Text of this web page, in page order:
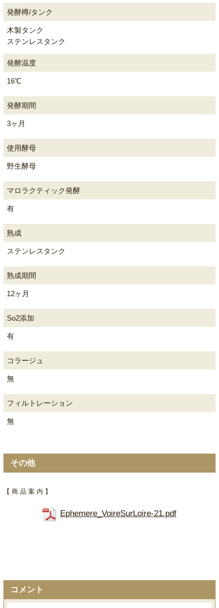
発酵樽/タンク
木製タンク
ステンレスタンク
発酵温度
16℃
発酵期間
3ヶ月
使用酵母
野生酵母
マロラクティック発酵
有
熟成
ステンレスタンク
熟成期間
12ヶ月
So2添加
有
コラージュ
無
フィルトレーション
無
その他
【 商 品 案 内 】
Ephemere_VoireSurLoire-21.pdf
コメント